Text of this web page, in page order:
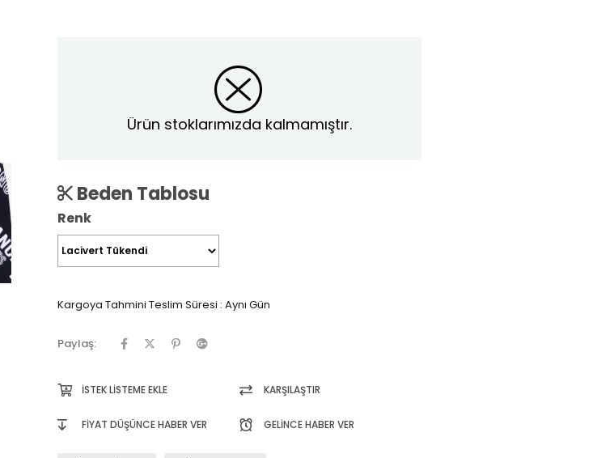
Ürün stoklarımızda kalmamıştır.
Beden Tablosu
Renk
Kargoya Tahmini Teslim Süresi : Aynı Gün
Paylaş:
İSTEK LISTEME EKLE KARŞILAŞTIR
FIYAT DÜŞÜNCE HABER VER GELINCE HABER VER